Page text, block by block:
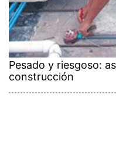
Pesado y riesgoso:
construcción